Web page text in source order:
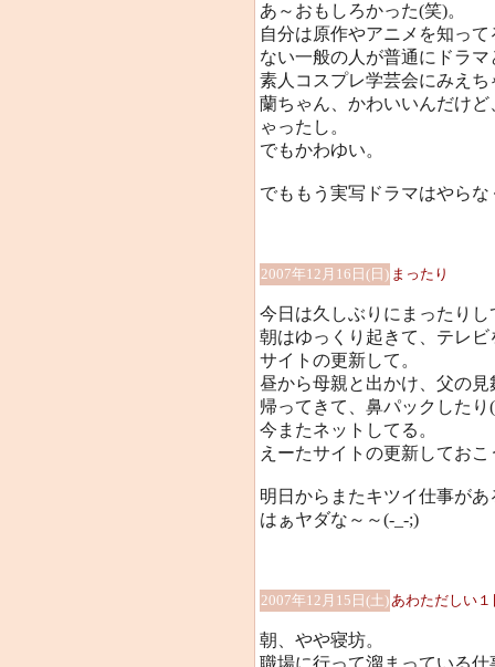
あ～おもしろかった(笑)。
自分は原作やアニメを知っ
ない一般の人が普通にドラ
素人コスプレ学芸会にみえち
蘭ちゃん、かわいいんだけ
ゃったし。
でもかわゆい。
でももう実写ドラマはやら
2007年12月16日(日) まったり
今日は久しぶりにまったりし
朝はゆっくり起きて、テレ
サイトの更新して。
昼から母親と出かけ、父の見
帰ってきて、鼻パックしたり
今またネットしてる。
えーたサイトの更新してお
明日からまたキツイ仕事があ
はぁヤダな～～(-_-;)
2007年12月15日(土)あわただしい１
朝、やや寝坊。
職場に行って溜まっている